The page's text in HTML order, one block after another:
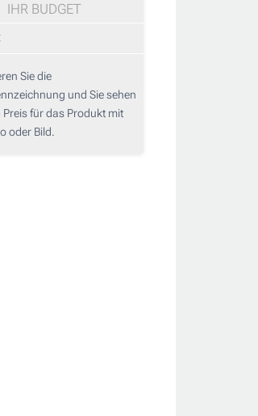
IHR BUDGET
Sie die
und Sie sehen
für das Produkt mit
oder Bild.